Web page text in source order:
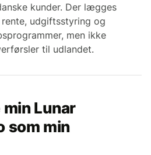
kunder. Der lægges
udgiftsstyring og
men ikke
til udlandet.
Lunar
som min